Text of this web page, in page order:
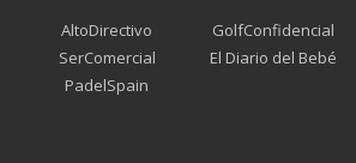
AltoDirectivo
SerComercial
PadelSpain
GolfConfidencial
El Diario del Bebé